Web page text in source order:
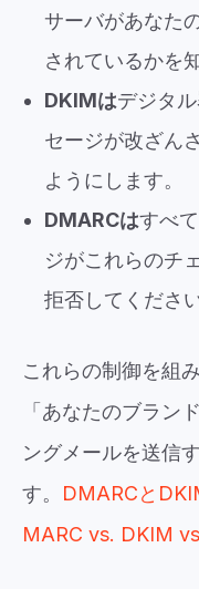
サーバがあなた
されているかを
DKIMはデジタ
セージが改ざん
ようにします。
DMARCはすべ
ジがこれらのチ
拒否してくださ
これらの制御を組
「あなたのブラン
ングメールを送信
す。 DMARCと
MARC vs. DKIM